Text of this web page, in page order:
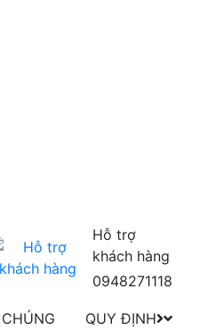
Hỗ trợ
khách hàng
0948271118
QUY ĐỊNH